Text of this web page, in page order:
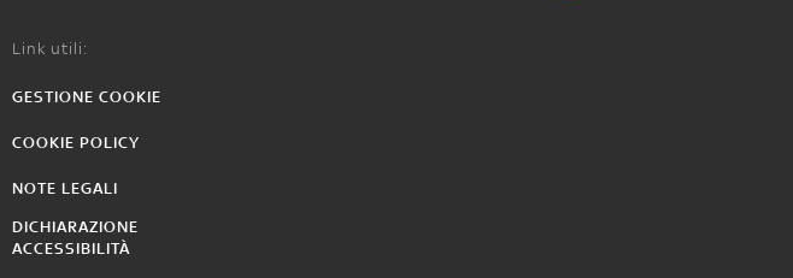
Link utili:
GESTIONE COOKIE
COOKIE POLICY
NOTE LEGALI
DICHIARAZIONE
ACCESSIBILITÀ